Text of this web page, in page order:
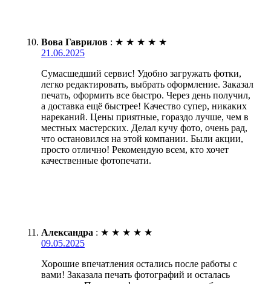
Вова Гаврилов : ★ ★ ★ ★ ★
21.06.2025
Сумасшедший сервис! Удобно загружать фотки,
легко редактировать, выбрать оформление. Заказал
печать, оформить все быстро. Через день получил,
а доставка ещё быстрее! Качество супер, никаких
нареканий. Цены приятные, гораздо лучше, чем в
местных мастерских. Делал кучу фото, очень рад,
что остановился на этой компании. Были акции,
просто отлично! Рекомендую всем, кто хочет
качественные фотопечати.
Александра : ★ ★ ★ ★ ★
09.05.2025
Хорошие впечатления остались после работы с
вами! Заказала печать фотографий и осталась